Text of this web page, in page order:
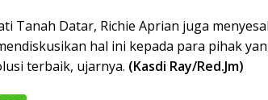
Tanah Datar, Richie Aprian juga
hal ini kepada para pihak
terbaik, ujarnya. (Kasdi Ray/Red.Jm)